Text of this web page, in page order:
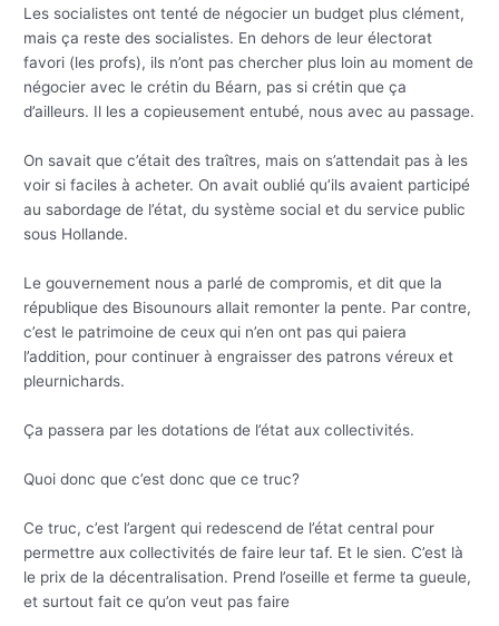
Les socialistes ont tenté de négocier un budget plus clément,
mais ça reste des socialistes. En dehors de leur électorat
favori (les profs), ils n’ont pas chercher plus loin au moment de
négocier avec le crétin du Béarn, pas si crétin que ça
d’ailleurs. Il les a copieusement entubé, nous avec au passage.
On savait que c’était des traîtres, mais on s’attendait pas à les
voir si faciles à acheter. On avait oublié qu’ils avaient participé
au sabordage de l’état, du système social et du service public
sous Hollande.
Le gouvernement nous a parlé de compromis, et dit que la
république des Bisounours allait remonter la pente. Par contre,
c’est le patrimoine de ceux qui n’en ont pas qui paiera
l’addition, pour continuer à engraisser des patrons véreux et
pleurnichards.
Ça passera par les dotations de l’état aux collectivités.
Quoi donc que c’est donc que ce truc?
Ce truc, c’est l’argent qui redescend de l’état central pour
permettre aux collectivités de faire leur taf. Et le sien. C’est là
le prix de la décentralisation. Prend l’oseille et ferme ta gueule,
et surtout fait ce qu’on veut pas faire